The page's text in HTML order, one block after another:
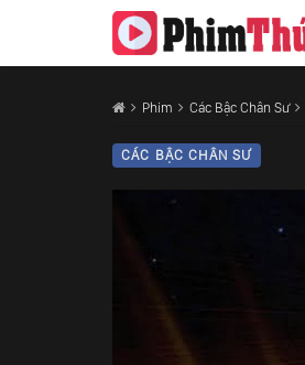
Phim Các Bậc Chân Sư
CÁC BẬC CHÂN SƯ